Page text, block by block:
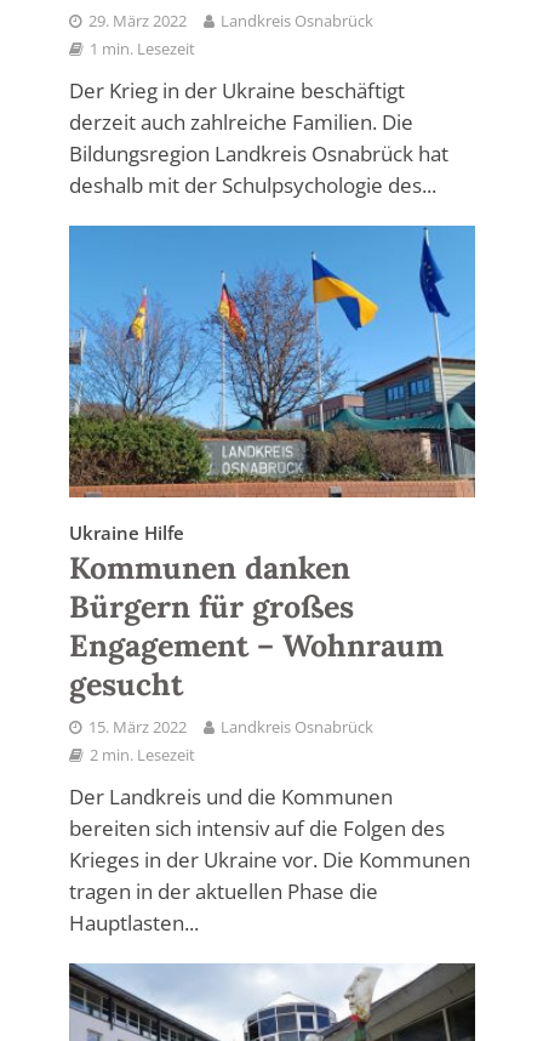
29. März 2022
Landkreis Osnabrück
1 min. Lesezeit
Der Krieg in der Ukraine beschäftigt
derzeit auch zahlreiche Familien. Die
Bildungsregion Landkreis Osnabrück hat
deshalb mit der Schulpsychologie des...
Ukraine Hilfe
Kommunen danken
Bürgern für großes
Engagement – Wohnraum
gesucht
15. März 2022
Landkreis Osnabrück
2 min. Lesezeit
Der Landkreis und die Kommunen
bereiten sich intensiv auf die Folgen des
Krieges in der Ukraine vor. Die Kommunen
tragen in der aktuellen Phase die
Hauptlasten...